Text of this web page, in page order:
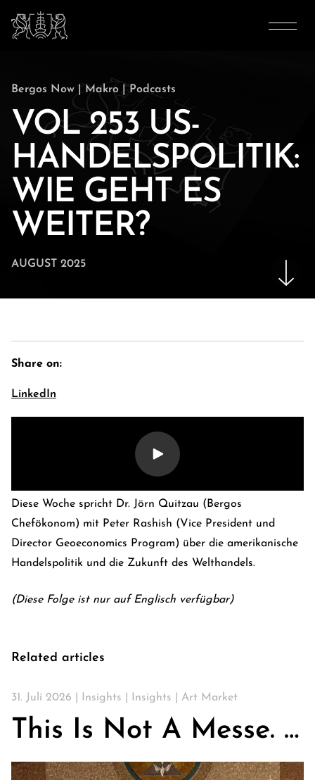
E-Banking Log-In
Language: En
Kontakt
Karriere
Bergos Now Makro | Podcasts
VOL 253 US-
HANDELSPOLITIK:
WIE GEHT ES
WEITER?
AUGUST 2025
Diese Woche spricht Dr. Jörn Quitzau (Bergos
Chefökonom) mit Peter Rashish (Vice President und
Director Geoeconomics Program) über die amerikanische
Handelspolitik und die Zukunft des Welthandels.
(Diese Folge ist nur auf Englisch verfügbar)
Share on:
LinkedIn
Related articles
31. Juli 2026 | Insights Insights Art Market
This Is Not A Messe. Über Kirchen, Kunst & die Suche nach Gemeinschaft